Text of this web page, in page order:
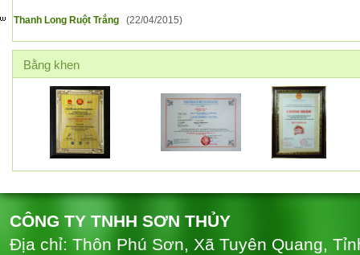
Thanh Long Ruột Trắng (22/04/2015)
Bằng khen
CÔNG TY TNHH SƠN THỦY
Địa chỉ: Thôn Phú Sơn, Xã Tuyên Quang,